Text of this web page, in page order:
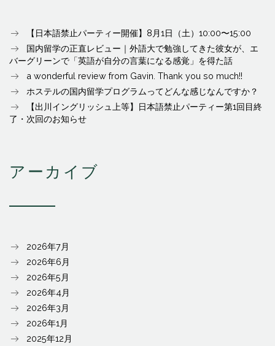
【日本語禁止パーティー開催】8月1日（土）10:00〜15:00
国内留学の正直レビュー｜外語大で勉強してきた彼女が、エ
バーグリーンで「英語が自分の言葉になる感覚」を得た話
a wonderful review from Gavin. Thank you so much!!
ホステルの国内留学プログラムってどんな感じなんですか？
【出川イングリッシュ上等】日本語禁止パーティー第1回目終
了・次回のお知らせ
アーカイブ
2026年7月
2026年6月
2026年5月
2026年4月
2026年3月
2026年1月
2025年12月